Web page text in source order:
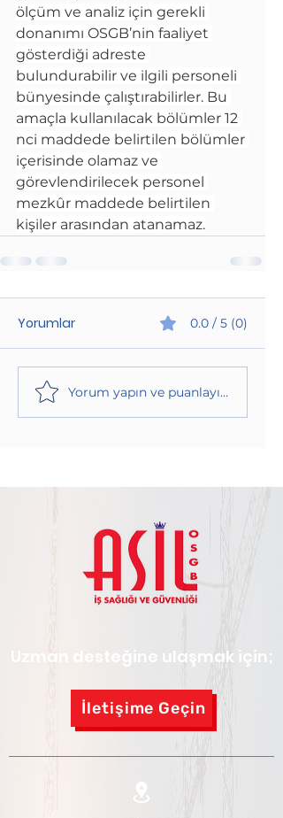
ölçüm ve analiz için gerekli
donanımı OSGB’nin faaliyet
gösterdiği adreste
bulundurabilir ve ilgili personeli
bünyesinde çalıştırabilirler. Bu
amaçla kullanılacak bölümler 12
nci maddede belirtilen bölümler
içerisinde olamaz ve
görevlendirilecek personel
mezkûr maddede belirtilen
kişiler arasından atanamaz.
Yorumlar 0.0 / 5 (0)
Yorum yapın ve puanlayın...
Uzman desteğine ulaşmak için;
İletişime Geçin